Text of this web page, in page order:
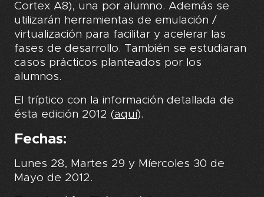
Cortex A8), una por alumno. Además se
utilizarán herramientas de emulación /
virtualización para facilitar y acelerar las
fases de desarrollo. También se estudiaran
casos prácticos planteados por los
alumnos.
El tríptico con la información detallada de
ésta edición 2012 (aquí).
Fechas:
Lunes 28, Martes 29 y Míercoles 30 de
Mayo de 2012.